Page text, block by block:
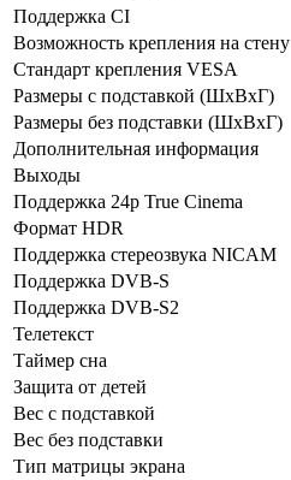
Поддержка CI
Возможность крепления на стену
Стандарт крепления VESA
Размеры с подставкой (ШxВxГ)
Размеры без подставки (ШxВxГ)
Дополнительная информация
Выходы
Поддержка 24p True Cinema
Формат HDR
Поддержка стереозвука NICAM
Поддержка DVB-S
Поддержка DVB-S2
Телетекст
Таймер сна
Защита от детей
Вес с подставкой
Вес без подставки
Тип матрицы экрана